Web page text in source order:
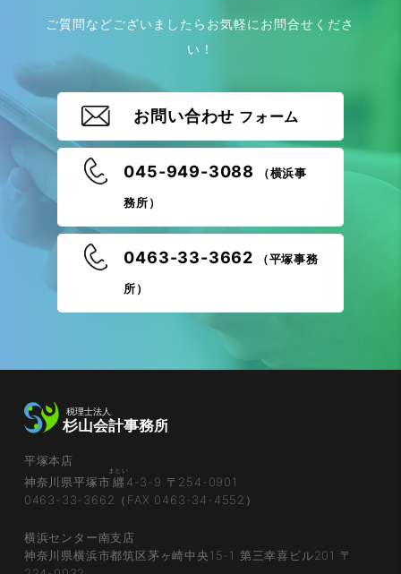
ご質問などございましたらお気軽にお問合せくださ
い！
お問い合わせ フォーム
045-949-3088 （横浜事
務所）
0463-33-3662 （平塚事務
所）
平塚本店
神奈川県平塚市纒
まとい
4-3-9 〒254-0901
0463-33-3662（FAX 0463-34-4552）
横浜センター南支店
神奈川県横浜市都筑区茅ヶ崎中央15-1 第三幸喜ビル201 〒